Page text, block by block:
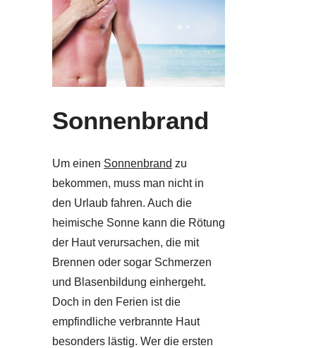
Sonnenbrand
Um einen Sonnenbrand zu
bekommen, muss man nicht in
den Urlaub fahren. Auch die
heimische Sonne kann die Rötung
der Haut verursachen, die mit
Brennen oder sogar Schmerzen
und Blasenbildung einhergeht.
Doch in den Ferien ist die
empfindliche verbrannte Haut
besonders lästig. Wer die ersten